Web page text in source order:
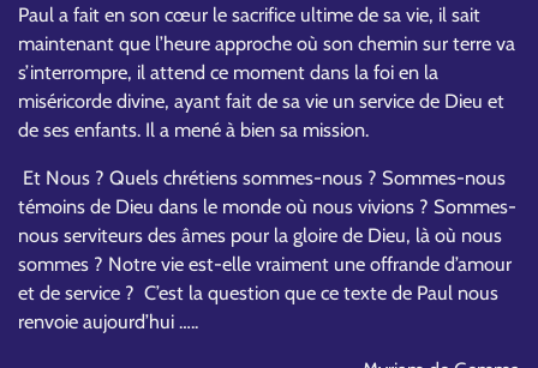
Paul a fait en son cœur le sacrifice ultime de sa vie, il sait
maintenant que l’heure approche où son chemin sur terre va
s’interrompre, il attend ce moment dans la foi en la
miséricorde divine, ayant fait de sa vie un service de Dieu et
de ses enfants. Il a mené à bien sa mission.
Et Nous ? Quels chrétiens sommes-nous ? Sommes-nous
témoins de Dieu dans le monde où nous vivions ? Sommes-
nous serviteurs des âmes pour la gloire de Dieu, là où nous
sommes ? Notre vie est-elle vraiment une offrande d’amour
et de service ? C’est la question que ce texte de Paul nous
renvoie aujourd’hui …..